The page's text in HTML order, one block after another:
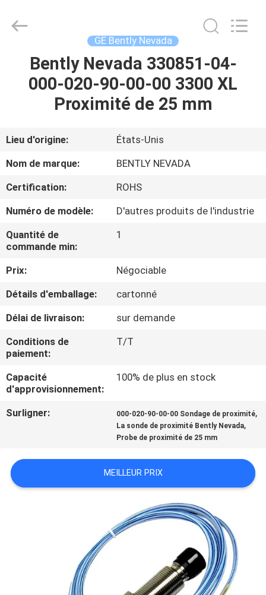
MAISON
PRODUITS
À
DE
NOUS
VISITE
DE
L'USINE
CONTRÔLE
DE
LA
QUALITÉ
NOUS
CONTACTER
DEMANDEZ
UN DEVIS
INDUSTRY
GE Bently Nevada
Bently Nevada 330851-04-
000-020-90-00-00 3300 XL
Proximité de 25 mm
Lieu d'origine:
États-Unis
Nom de marque:
BENTLY NEVADA
Certification:
ROHS
Numéro de modèle:
D'autres produits de l'industrie
Quantité de
commande min:
1
Prix:
Négociable
Détails d'emballage:
cartonné
Délai de livraison:
sur demande
Conditions de
paiement:
T/T
Capacité
d'approvisionnement:
100% de plus en stock
Surligner: 000-020-90-00-00 Sondage de proximité,
La sonde de proximité Bently Nevada,
Probe de proximité de 25 mm
MEILLEUR PRIX